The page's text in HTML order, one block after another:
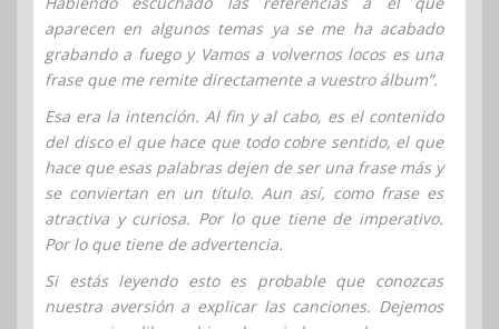
aparecen en algunos temas ya se me ha acabado
grabando a fuego y Vamos a volvernos locos es una
frase que me remite directamente a vuestro álbum”.
Esa era la intención. Al fin y al cabo, es el contenido
del disco el que hace que todo cobre sentido, el que
hace que esas palabras dejen de ser una frase más y
se conviertan en un título. Aun así, como frase es
atractiva y curiosa. Por lo que tiene de imperativo.
Por lo que tiene de advertencia.
Si estás leyendo esto es probable que conozcas
nuestra aversión a explicar las canciones. Dejemos